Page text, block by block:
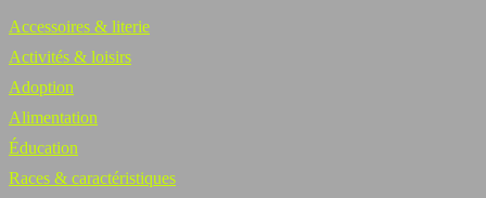
Accessoires & literie
Activités & loisirs
Adoption
Alimentation
Éducation
Races & caractéristiques